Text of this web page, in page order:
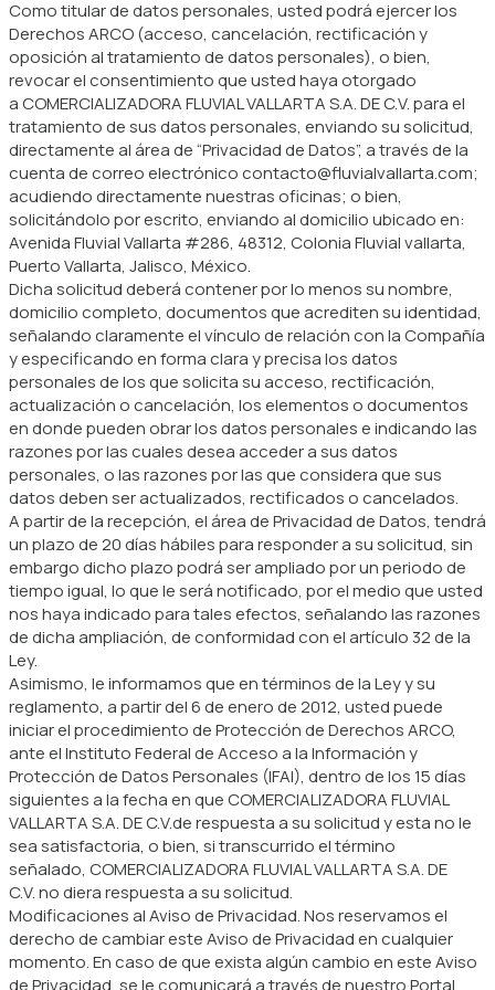
Como titular de datos personales, usted podrá ejercer los
Derechos ARCO (acceso, cancelación, rectificación y
oposición al tratamiento de datos personales), o bien,
revocar el consentimiento que usted haya otorgado
a COMERCIALIZADORA FLUVIAL VALLARTA S.A. DE C.V. para el
tratamiento de sus datos personales, enviando su solicitud,
directamente al área de “Privacidad de Datos”, a través de la
cuenta de correo electrónico contacto@fluvialvallarta.com;
acudiendo directamente nuestras oficinas; o bien,
solicitándolo por escrito, enviando al domicilio ubicado en:
Avenida Fluvial Vallarta #286, 48312, Colonia Fluvial vallarta,
Puerto Vallarta, Jalisco, México.
Dicha solicitud deberá contener por lo menos su nombre,
domicilio completo, documentos que acrediten su identidad,
señalando claramente el vínculo de relación con la Compañía
y especificando en forma clara y precisa los datos
personales de los que solicita su acceso, rectificación,
actualización o cancelación, los elementos o documentos
en donde pueden obrar los datos personales e indicando las
razones por las cuales desea acceder a sus datos
personales, o las razones por las que considera que sus
datos deben ser actualizados, rectificados o cancelados.
A partir de la recepción, el área de Privacidad de Datos, tendrá
un plazo de 20 días hábiles para responder a su solicitud, sin
embargo dicho plazo podrá ser ampliado por un periodo de
tiempo igual, lo que le será notificado, por el medio que usted
nos haya indicado para tales efectos, señalando las razones
de dicha ampliación, de conformidad con el artículo 32 de la
Ley.
Asimismo, le informamos que en términos de la Ley y su
reglamento, a partir del 6 de enero de 2012, usted puede
iniciar el procedimiento de Protección de Derechos ARCO,
ante el Instituto Federal de Acceso a la Información y
Protección de Datos Personales (IFAI), dentro de los 15 días
siguientes a la fecha en que COMERCIALIZADORA FLUVIAL
VALLARTA S.A. DE C.V.de respuesta a su solicitud y esta no le
sea satisfactoria, o bien, si transcurrido el término
señalado, COMERCIALIZADORA FLUVIAL VALLARTA S.A. DE
C.V. no diera respuesta a su solicitud.
Modificaciones al Aviso de Privacidad. Nos reservamos el
derecho de cambiar este Aviso de Privacidad en cualquier
momento. En caso de que exista algún cambio en este Aviso
de Privacidad, se le comunicará a través de nuestro Portal.